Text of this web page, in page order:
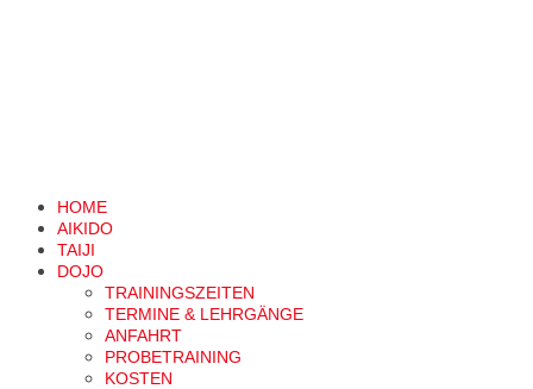
HOME
AIKIDO
TAIJI
DOJO
TRAININGSZEITEN
TERMINE & LEHRGÄNGE
ANFAHRT
PROBETRAINING
KOSTEN